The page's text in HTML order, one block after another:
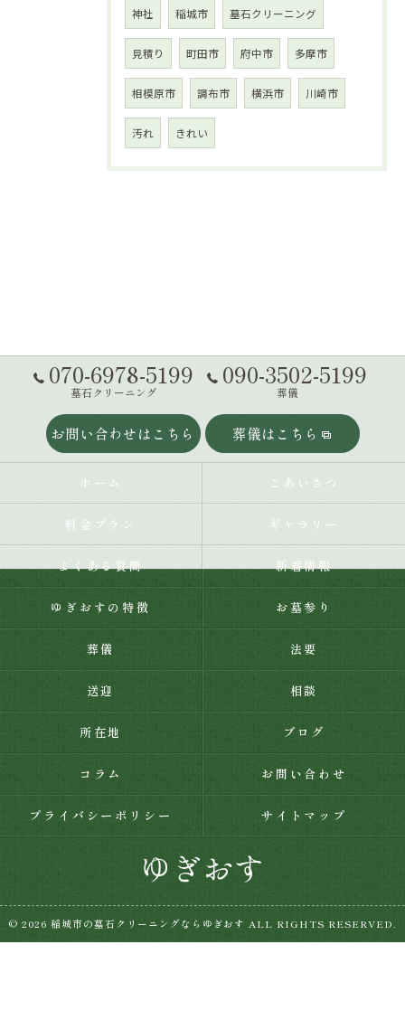
神社 稲城市 墓石クリーニング
見積り 町田市 府中市 多摩市
相模原市 調布市 横浜市 川崎市
汚れ きれい
070-6978-5199
墓石クリーニング
090-3502-5199
葬儀
お問い合わせはこちら 葬儀はこちら
ホーム ごあいさつ
料金プラン ギャラリー
よくある質問 新着情報
ゆぎおすの特徴 お墓参り
葬儀 法要
送迎 相談
所在地 ブログ
コラム お問い合わせ
プライバシーポリシー サイトマップ
© 2026 稲城市の墓石クリーニングならゆぎおす ALL RIGHTS RESERVED.